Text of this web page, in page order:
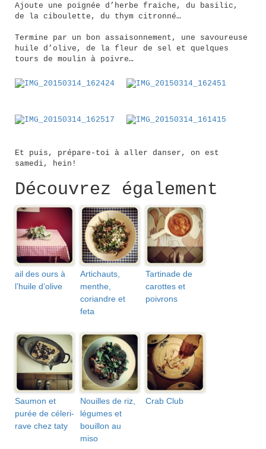
Ajoute une poignée d’herbe fraiche, du basilic,
de la ciboulette, du thym citronné…
Termine par un bon assaisonnement, une savoureuse
huile d’olive, de la fleur de sel et quelques
tours de moulin à poivre…
Et puis, prépare-toi à aller danser, on est
samedi, hein!
Découvrez également
ail des ours à
l’huile d’olive
Artichauts,
menthe,
coriandre et
feta
Tartinade de
carottes et
poivrons
Saumon et
purée de céleri-
rave chez taty
Nouilles de riz,
légumes et
bouillon au
miso
Crab Club